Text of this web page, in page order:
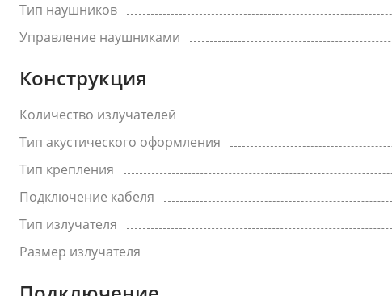
Тип наушников
Управление наушниками
Конструкция
Количество излучателей
Тип акустического оформления
Тип крепления
Подключение кабеля
Тип излучателя
Размер излучателя